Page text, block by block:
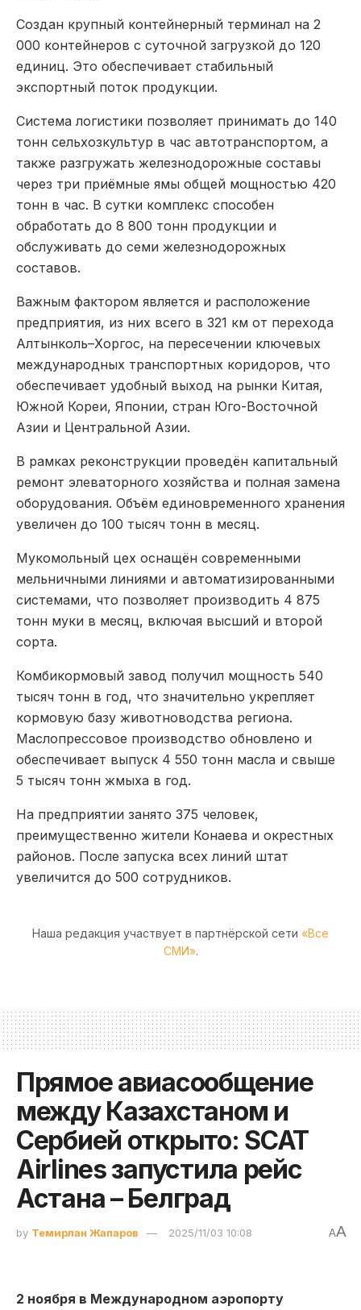
Создан крупный контейнерный терминал на 2
000 контейнеров с суточной загрузкой до 120
единиц. Это обеспечивает стабильный
экспортный поток продукции.
Система логистики позволяет принимать до 140
тонн сельхозкультур в час автотранспортом, а
также разгружать железнодорожные составы
через три приёмные ямы общей мощностью 420
тонн в час. В сутки комплекс способен
обработать до 8 800 тонн продукции и
обслуживать до семи железнодорожных
составов.
Важным фактором является и расположение
предприятия, из них всего в 321 км от перехода
Алтынколь–Хоргос, на пересечении ключевых
международных транспортных коридоров, что
обеспечивает удобный выход на рынки Китая,
Южной Кореи, Японии, стран Юго-Восточной
Азии и Центральной Азии.
В рамках реконструкции проведён капитальный
ремонт элеваторного хозяйства и полная замена
оборудования. Объём единовременного хранения
увеличен до 100 тысяч тонн в месяц.
Мукомольный цех оснащён современными
мельничными линиями и автоматизированными
системами, что позволяет производить 4 875
тонн муки в месяц, включая высший и второй
сорта.
Комбикормовый завод получил мощность 540
тысяч тонн в год, что значительно укрепляет
кормовую базу животноводства региона.
Маслопрессовое производство обновлено и
обеспечивает выпуск 4 550 тонн масла и свыше
5 тысяч тонн жмыха в год.
На предприятии занято 375 человек,
преимущественно жители Конаева и окрестных
районов. После запуска всех линий штат
увеличится до 500 сотрудников.
Наша редакция участвует в партнёрской сети «Все
СМИ».
Прямое авиасообщение
между Казахстаном и
Сербией открыто: SCAT
Airlines запустила рейс
Астана – Белград
by Темирлан Жапаров 2025/11/03 10:08 AA
2 ноября в Международном аэропорту